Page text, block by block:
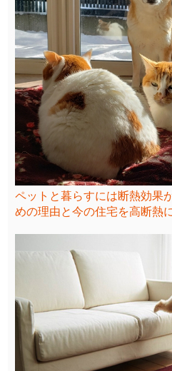
ペットと暮らすには断熱効果
めの理由と今の住宅を高断熱